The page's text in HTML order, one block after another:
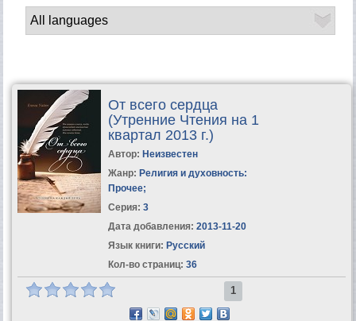
От всего сердца
(Утренние Чтения на 1
квартал 2013 г.)
Автор: Неизвестен
Жанр: Религия и духовность:
Прочее;
Серия: 3
Дата добавления: 2013-11-20
Язык книги: Русский
Кол-во страниц: 36
1